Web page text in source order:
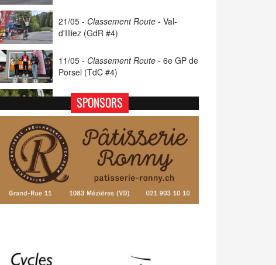
21/05 - Classement Route - Val-
d'Illiez (GdR #4)
11/05 - Classement Route - 6e GP de
Porsel (TdC #4)
07/05 -Classement Route -Blonay-
Les Pléiades (GdR #3)
23/04 -Classement Route -4e Pringy
- Moléson (TdC #3)
14/04 - Photos -Les photos du 5e GP
de Semsales
SPONSORS